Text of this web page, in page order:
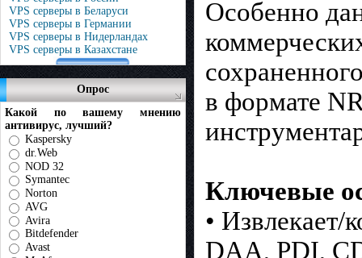
VPS серверы в Беларуси
VPS серверы в Германии
VPS серверы в Нидерландах
VPS серверы в Казахстане
Опрос
Какой по вашему мнению
антивирус, лучший?
Kaspersky
dr.Web
NOD 32
Symantec
Norton
AVG
Avira
Bitdefender
Avast
Особенно
в формате
Ключевые
•
DAA, PDI,